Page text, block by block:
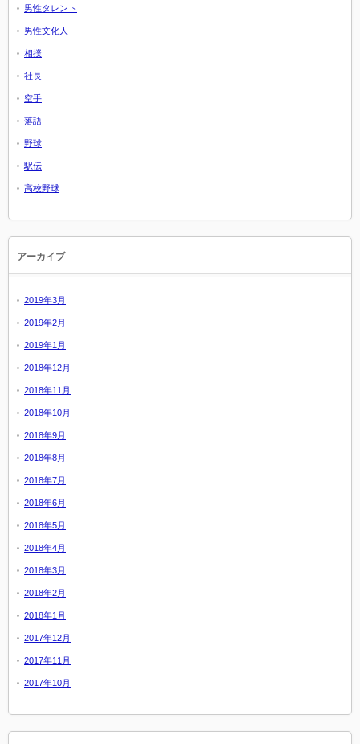
男性タレント
男性文化人
相撲
社長
空手
落語
野球
駅伝
高校野球
アーカイブ
2019年3月
2019年2月
2019年1月
2018年12月
2018年11月
2018年10月
2018年9月
2018年8月
2018年7月
2018年6月
2018年5月
2018年4月
2018年3月
2018年2月
2018年1月
2017年12月
2017年11月
2017年10月